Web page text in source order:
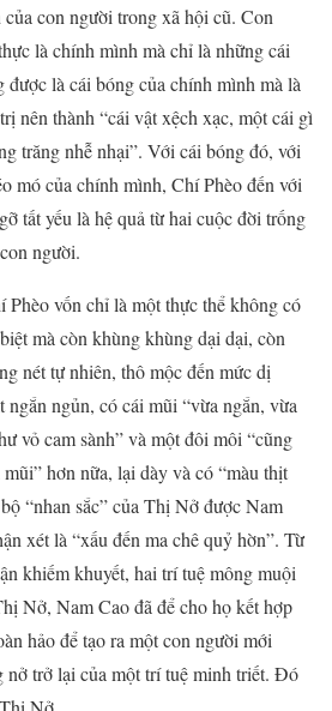
con người trong xã hội cũ. Con
là chính mình mà chỉ là những cái
là cái bóng của chính mình mà là
nên thành “cái vật xệch xạc, một cái gì
trăng nhễ nhại”. Với cái bóng đó, với
mó của chính mình, Chí Phèo đến với
tất yếu là hệ quả từ hai cuộc đời trống
người.
vốn chỉ là một thực thể không có
mà còn khùng khùng dại dại, còn
nét tự nhiên, thô mộc đến mức dị
ngủn, có cái mũi “vừa ngắn, vừa
vỏ cam sành” và một đôi môi “cũng
hơn nữa, lại dày và có “màu thịt
“nhan sắc” của Thị Nở được Nam
xét là “xấu đến ma chê quỷ hờn”. Từ
khiếm khuyết, hai trí tuệ mông muội
Nở, Nam Cao đã để cho họ kết hợp
hảo để tạo ra một con người mới
nở trở lại của một trí tuệ minh triết. Đó